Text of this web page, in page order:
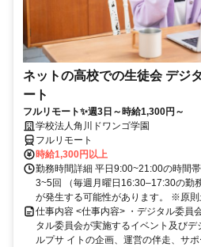
ネットの高校での生徒会 デジ
ート
フルリモート✨週3日～時給1,300円～
学校法人角川ドワンゴ学園
フルリモート
時給1,300円以上
勤務時間詳細 平日9:00~21:00の時間
3~5回 （毎週月曜日16:30‒17:30の勤
が発生する可能性があります。 ※原則
仕事内容 <仕事内容> ・デジタル委員
タル委員会が実施するイベント及び
ルプサ イトの企画、運営の伴走、サ